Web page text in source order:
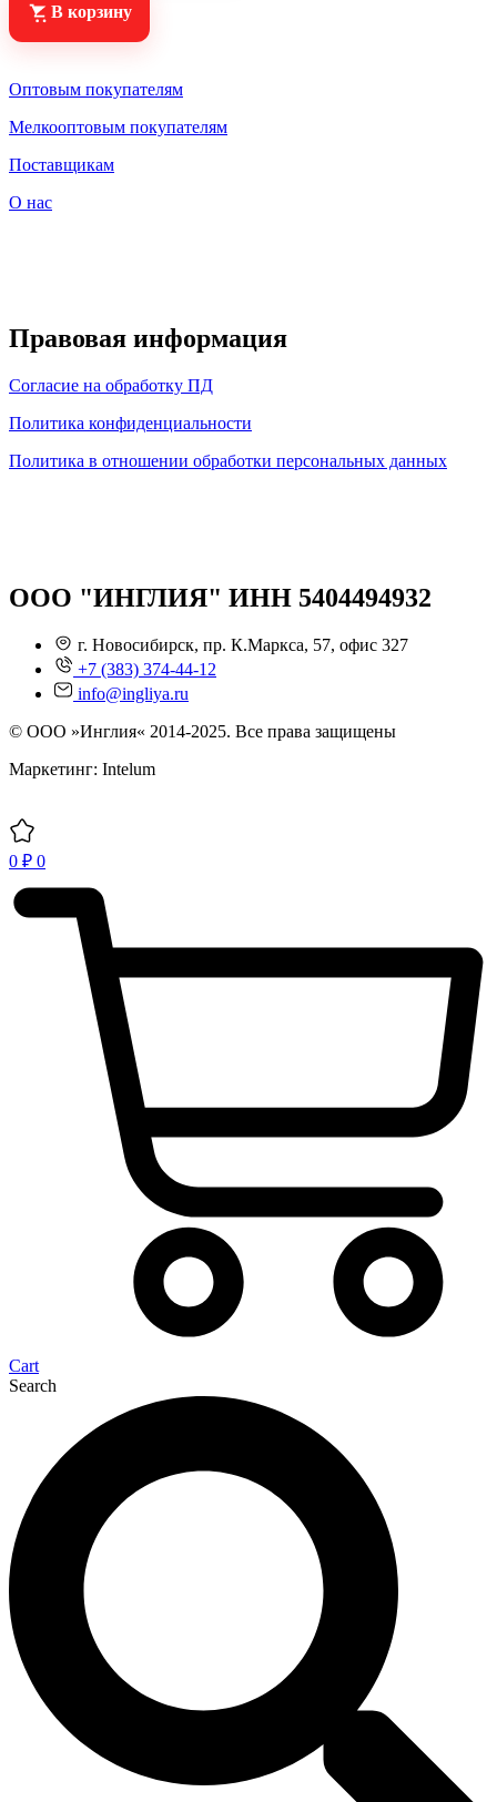
В корзину
Оптовым покупателям
Мелкооптовым покупателям
Поставщикам
О нас
Правовая информация
Согласие на обработку ПД
Политика конфиденциальности
Политика в отношении обработки персональных данных
ООО "ИНГЛИЯ" ИНН 5404494932
г. Новосибирск, пр. К.Маркса, 57, офис 327
+7 (383) 374-44-12
info@ingliya.ru
© ООО »Инглия« 2014-2025. Все права защищены
Маркетинг: Intelum
0 ₽ 0
Cart
Search